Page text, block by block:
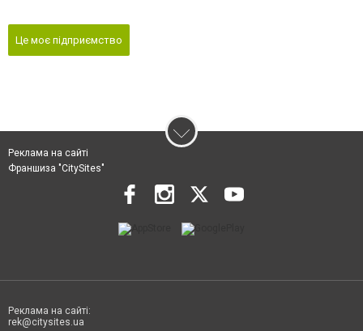
Це моє підприємство
Реклама на сайті
Франшиза "CitySites"
Реклама на сайті:
rek@citysites.ua